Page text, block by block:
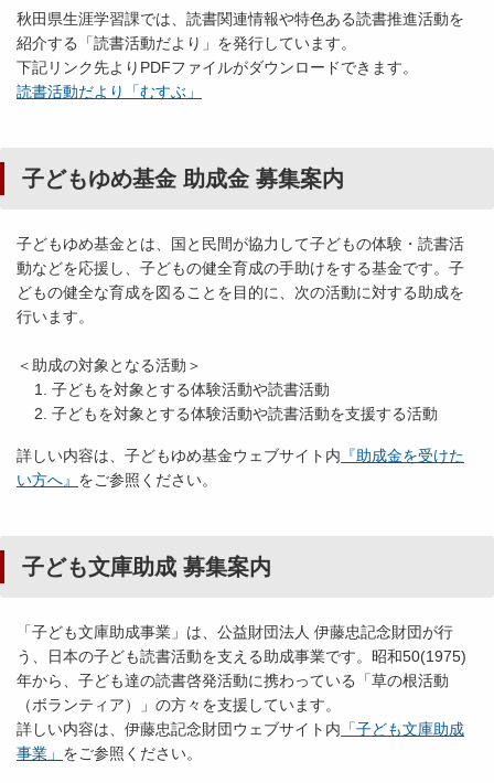
秋田県生涯学習課では、読書関連情報や特色ある読書推進活動を
紹介する「読書活動だより」を発行しています。
下記リンク先よりPDFファイルがダウンロードできます。
読書活動だより「むすぶ」
子どもゆめ基金 助成金 募集案内
子どもゆめ基金とは、国と民間が協力して子どもの体験・読書活
動などを応援し、子どもの健全育成の手助けをする基金です。子
どもの健全な育成を図ることを目的に、次の活動に対する助成を
行います。
＜助成の対象となる活動＞
子どもを対象とする体験活動や読書活動
子どもを対象とする体験活動や読書活動を支援する活動
詳しい内容は、子どもゆめ基金ウェブサイト内 『助成金を受けた
い方へ』 をご参照ください。
子ども文庫助成 募集案内
「子ども文庫助成事業」は、公益財団法人 伊藤忠記念財団が行
う、日本の子ども読書活動を支える助成事業です。昭和50(1975)
年から、子ども達の読書啓発活動に携わっている「草の根活動
（ボランティア）」の方々を支援しています。
詳しい内容は、伊藤忠記念財団ウェブサイト内 「子ども文庫助成
事業」 をご参照ください。